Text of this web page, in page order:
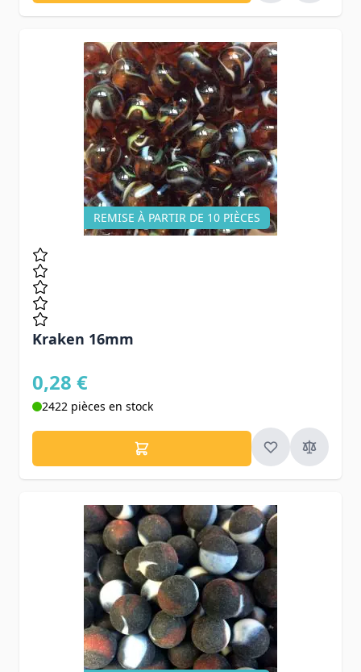
REMISE À PARTIR DE 10 PIÈCES
Kraken 16mm
0,28 €
2422 pièces en stock